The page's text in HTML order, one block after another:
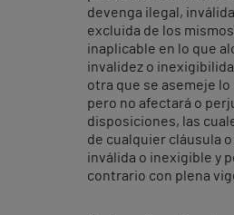
devenga ilegal,
excluida de los
inaplicable en lo que
invalidez o
otra que se asemeje
pero no afectará o
disposiciones, las
de cualquier cláusula
inválida o inexigible y
contrario con plena